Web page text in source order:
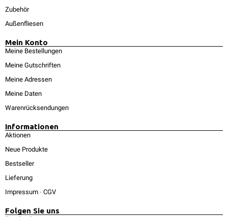
Zubehör
Außenfliesen
Mein Konto
Meine Bestellungen
Meine Gutschriften
Meine Adressen
Meine Daten
Warenrücksendungen
Informationen
Aktionen
Neue Produkte
Bestseller
Lieferung
Impressum - CGV
Folgen Sie uns